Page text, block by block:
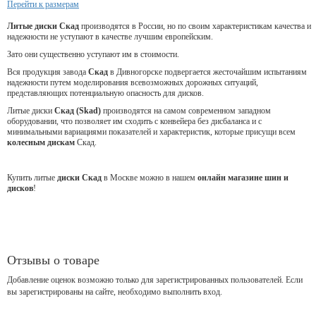
Перейти к размерам
Литые диски Скад производятся в России, но по своим характеристикам качества и
надежности не уступают в качестве лучшим европейским.
Зато они существенно уступают им в стоимости.
Вся продукция завода Скад в Дивногорске подвергается жесточайшим испытаниям
надежности путем моделирования всевозможных дорожных ситуаций,
представляющих потенциальную опасность для дисков.
Литые диски Скад (Skad) производятся на самом современном западном
оборудовании, что позволяет им сходить с конвейера без дисбаланса и с
минимальными вариациями показателей и характеристик, которые присущи всем
колесным дискам Скад.
Купить литые диски Скад в Москве можно в нашем онлайн магазине шин и
дисков!
Отзывы о товаре
Добавление оценок возможно только для зарегистрированных пользователей. Если
вы зарегистрированы на сайте, необходимо выполнить вход.